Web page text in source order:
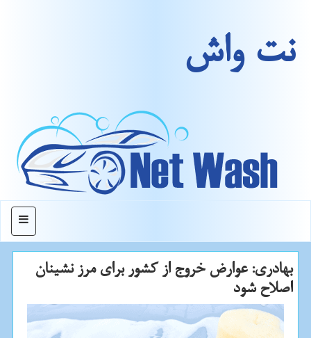
نت واش
منو
بهادری: عوارض خروج از كشور برای مرز نشینان
اصلاح شود